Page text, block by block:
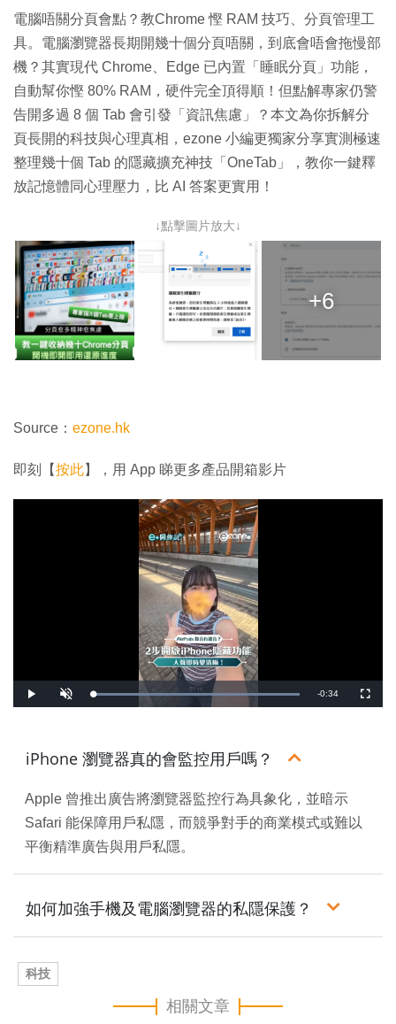
電腦唔關分頁會點？教Chrome 慳 RAM 技巧、分頁管理工
具。電腦瀏覽器長期開幾十個分頁唔關，到底會唔會拖慢部
機？其實現代 Chrome、Edge 已內置「睡眠分頁」功能，
自動幫你慳 80% RAM，硬件完全頂得順！但點解專家仍警
告開多過 8 個 Tab 會引發「資訊焦慮」？本文為你拆解分
頁長開的科技與心理真相，ezone 小編更獨家分享實測極速
整理幾十個 Tab 的隱藏擴充神技「OneTab」，教你一鍵釋
放記憶體同心理壓力，比 AI 答案更實用！
↓點擊圖片放大↓
+6
Source： ezone.hk
即刻【按此】，用 App 睇更多產品開箱影片
播
放
開
啟
載
入
0
0
.
%
剩
-0:34
全
螢
iPhone 瀏覽器真的會監控用戶嗎？
Apple 曾推出廣告將瀏覽器監控行為具象化，並暗示
Safari 能保障用戶私隱，而競爭對手的商業模式或難以
平衡精準廣告與用戶私隱。
如何加強手機及電腦瀏覽器的私隱保護？
科技
相關文章